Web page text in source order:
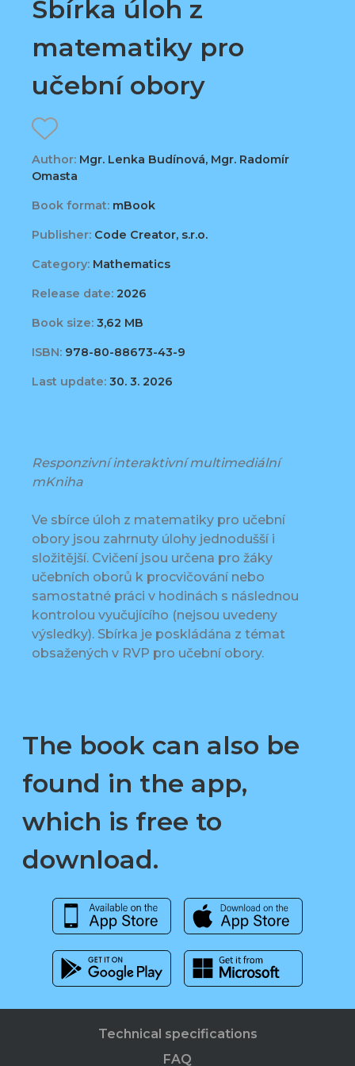
Sbírka úloh z
matematiky pro
učební obory
Author: Mgr. Lenka Budínová, Mgr. Radomír
Omasta
Book format: mBook
Publisher: Code Creator, s.r.o.
Category: Mathematics
Release date: 2026
Book size: 3,62 MB
ISBN: 978-80-88673-43-9
Last update: 30. 3. 2026
Responzivní interaktivní multimediální
mKniha
Ve sbírce úloh z matematiky pro učební
obory jsou zahrnuty úlohy jednodušší i
složitější. Cvičení jsou určena pro žáky
učebních oborů k procvičování nebo
samostatné práci v hodinách s následnou
kontrolou vyučujícího (nejsou uvedeny
výsledky). Sbírka je poskládána z témat
obsažených v RVP pro učební obory.
The book can also be
found in the app,
which is free to
download.
Technical specifications
FAQ